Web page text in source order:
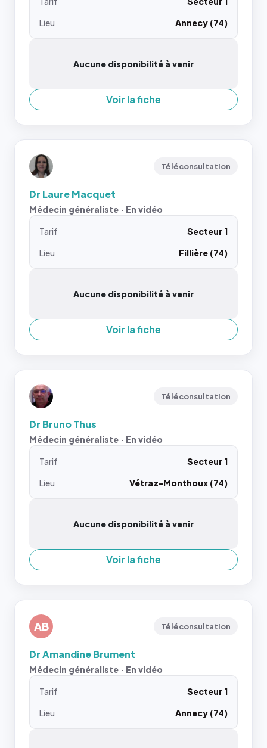
Lieu
Annecy (74)
Aucune disponibilité à venir
Voir la fiche
Téléconsultation
Dr Laure Macquet
Médecin généraliste · En vidéo
Tarif
Secteur 1
Lieu
Fillière (74)
Aucune disponibilité à venir
Voir la fiche
Téléconsultation
Dr Bruno Thus
Médecin généraliste · En vidéo
Tarif
Secteur 1
Lieu
Vétraz-Monthoux (74)
Aucune disponibilité à venir
Voir la fiche
AB Téléconsultation
Dr Amandine Brument
Médecin généraliste · En vidéo
Tarif
Secteur 1
Lieu
Annecy (74)